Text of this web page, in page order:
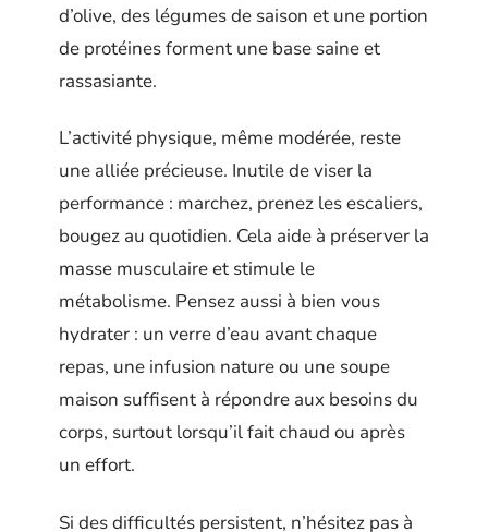
d’olive, des légumes de saison et une portion
de protéines forment une base saine et
rassasiante.
L’activité physique, même modérée, reste
une alliée précieuse. Inutile de viser la
performance : marchez, prenez les escaliers,
bougez au quotidien. Cela aide à préserver la
masse musculaire et stimule le
métabolisme. Pensez aussi à bien vous
hydrater : un verre d’eau avant chaque
repas, une infusion nature ou une soupe
maison suffisent à répondre aux besoins du
corps, surtout lorsqu’il fait chaud ou après
un effort.
Si des difficultés persistent, n’hésitez pas à